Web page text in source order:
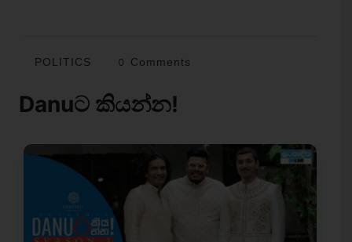
POLITICS 0 Comments